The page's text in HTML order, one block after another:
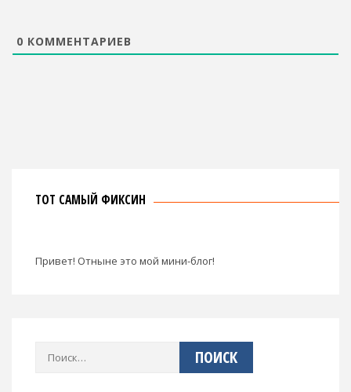
0 КОММЕНТАРИЕВ
ТОТ САМЫЙ ФИКСИН
Привет! Отныне это мой мини-блог!
Найти: